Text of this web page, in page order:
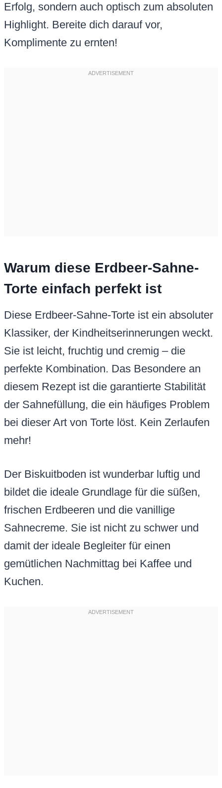
Erfolg, sondern auch optisch zum absoluten
Highlight. Bereite dich darauf vor,
Komplimente zu ernten!
Warum diese Erdbeer-Sahne-
Torte einfach perfekt ist
Diese Erdbeer-Sahne-Torte ist ein absoluter
Klassiker, der Kindheitserinnerungen weckt.
Sie ist leicht, fruchtig und cremig – die
perfekte Kombination. Das Besondere an
diesem Rezept ist die garantierte Stabilität
der Sahnefüllung, die ein häufiges Problem
bei dieser Art von Torte löst. Kein Zerlaufen
mehr!
Der Biskuitboden ist wunderbar luftig und
bildet die ideale Grundlage für die süßen,
frischen Erdbeeren und die vanillige
Sahnecreme. Sie ist nicht zu schwer und
damit der ideale Begleiter für einen
gemütlichen Nachmittag bei Kaffee und
Kuchen.